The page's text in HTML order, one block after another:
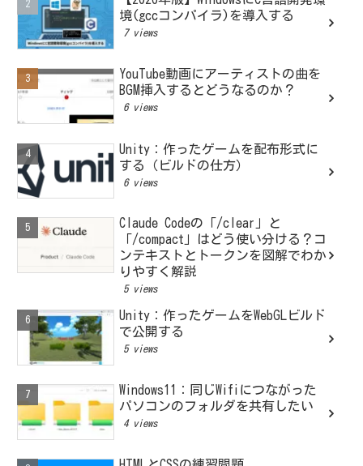
境(gccコンパイラ)を導入する
7 views
YouTube動画にアーティストの曲を
BGM挿入するとどうなるのか？
6 views
Unity：作ったゲームを配布形式に
する（ビルドの仕方）
6 views
Claude Codeの「/clear」と
「/compact」はどう使い分ける？コ
ンテキストとトークンを図解でわか
りやすく解説
5 views
Unity：作ったゲームをWebGLビルド
で公開する
5 views
Windows11：同じWifiにつながった
パソコンのフォルダを共有したい
4 views